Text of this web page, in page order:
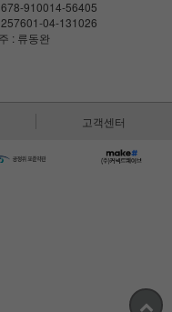
910014-56405
04-131026
: 류동완
고객센터